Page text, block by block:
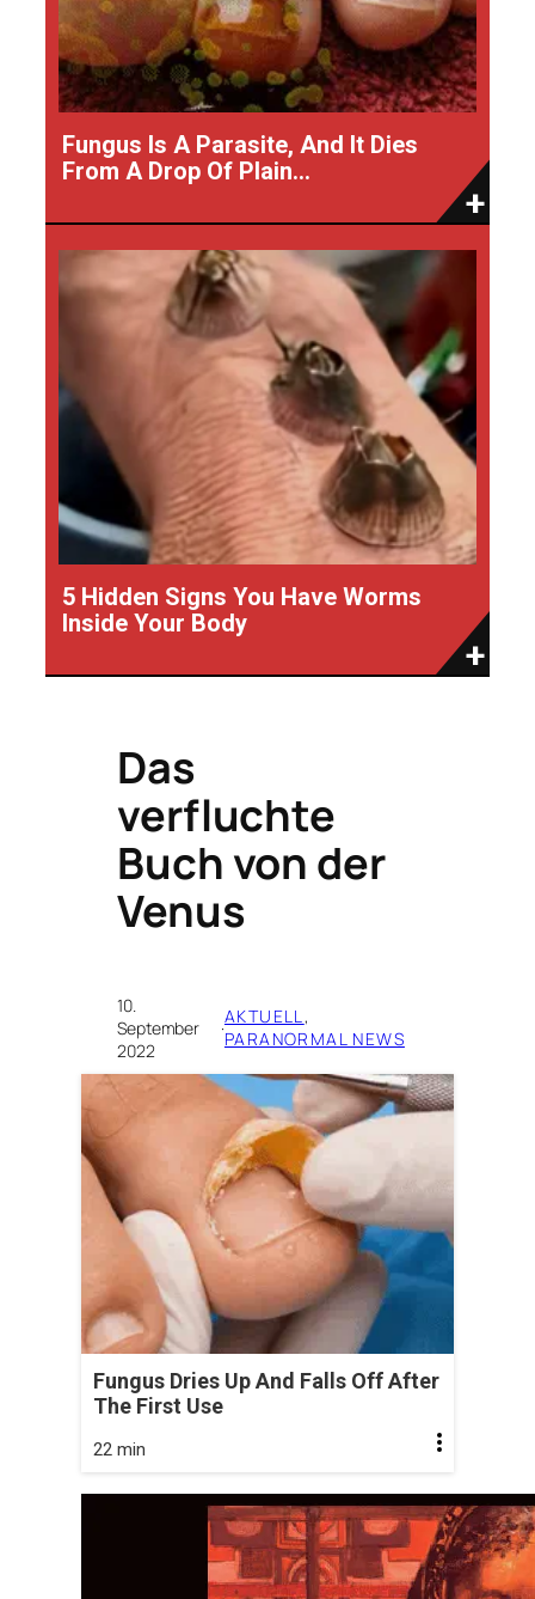
Fungus Is A Parasite, And It Dies
From A Drop Of Plain...
5 Hidden Signs You Have Worms
Inside Your Body
Das
verfluchte
Buch von der
Venus
10.
September
2022
·AKTUELL
PARANORMAL NEWS
Fungus Dries Up And Falls Off After
The First Use
22 min